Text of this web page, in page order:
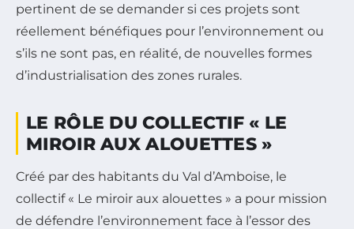
pertinent de se demander si ces projets sont
réellement bénéfiques pour l’environnement ou
s’ils ne sont pas, en réalité, de nouvelles formes
d’industrialisation des zones rurales.
LE RÔLE DU COLLECTIF « LE
MIROIR AUX ALOUETTES »
Créé par des habitants du Val d’Amboise, le
collectif « Le miroir aux alouettes » a pour mission
de défendre l’environnement face à l’essor des